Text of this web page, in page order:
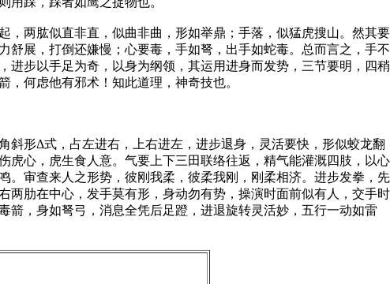
两肱似直非直，似曲非曲，形如举鼎；手落，似猛虎搜山。然其要
展，打倒还嫌慢；心要毒，手如弩，出手如蛇毒。总而言之，手不
步以手足为奇，以身为纲领，其运用进身而发势，三节要明，四稍
何虑他有邪术！知此道理，神奇技也。
形Δ式，占左进右，上右进左，进步退身，灵活要快，形似蛟龙翻
心，虎生食人意。气要上下三田联络往返，精气能灌溉四肢，以心
审查来人之形势，彼刚我柔，彼柔我刚，刚柔相济。进步发拳，先
肋在中心，发手莫有形，身动勿有势，操演时面前似有人，交手时
箭，身如弩弓，消息全凭后足蹬，进退旋转灵活妙，五行一动如雷